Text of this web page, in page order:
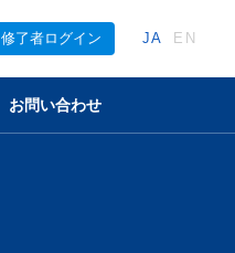
修了者ログイン JA EN
お問い合わせ